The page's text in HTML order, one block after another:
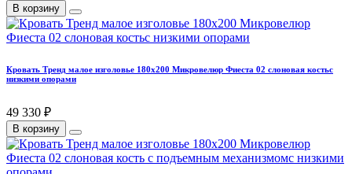
В корзину
Кровать Тренд малое изголовье 180х200 Микровелюр Фиеста 02 слоновая костьс
низкими опорами
49 330 ₽
В корзину